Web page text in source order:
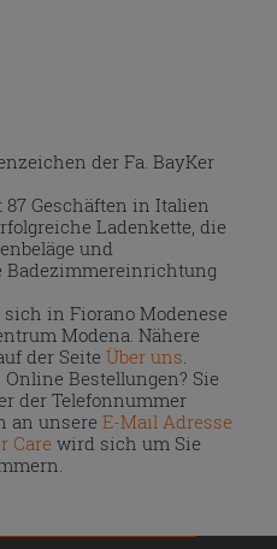
der Fa. BayKer
Geschäften in Italien
Ladenkette, die
und
Badezimmereinrichtung
in Fiorano Modenese
Modena. Nähere
der Seite Über uns
Bestellungen? Sie
der Telefonnummer
an unsereE-Mail Adresse
Care wird sich um Sie